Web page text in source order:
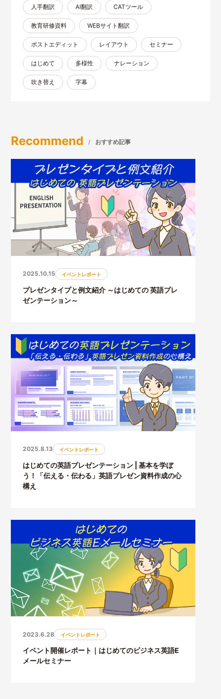
人手翻訳 AI翻訳 CATツール
教育研修資料 WEBサイト翻訳
ポストエディット レイアウト セミナー
はじめて 多様性 ナレーション
吹き替え 字幕
Recommend おすすめ記事
2025.10.15 イベントレポート
プレゼンタイプと例文紹介 ～はじめての 英語プレ
ゼンテーション～
2025.8.13 イベントレポート
はじめての英語プレゼンテーション | 基本を学ぼ
う！「伝える・伝わる」英語プレゼン資料作成の心
構え
2023.6.28 イベントレポート
イベント開催レポート｜はじめてのビジネス英語E
メールセミナー